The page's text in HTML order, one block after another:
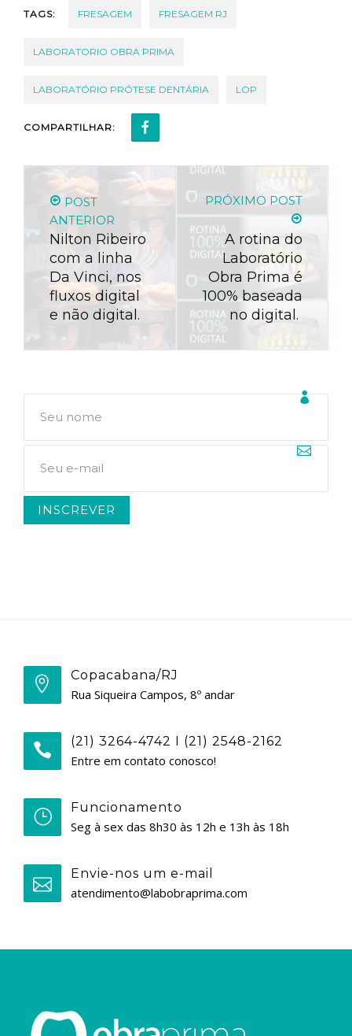
TAGS: FRESAGEM FRESAGEM RJ
LABORATORIO OBRA PRIMA
LABORATÓRIO PRÓTESE DENTÁRIA LOP
COMPARTILHAR:
POST
ANTERIOR
Nilton Ribeiro
com a linha
Da Vinci, nos
fluxos digital
e não digital.
PRÓXIMO POST
A rotina do
Laboratório
Obra Prima é
100% baseada
no digital.
Copacabana/RJ
Rua Siqueira Campos, 8º andar
(21) 3264-4742 I (21) 2548-2162
Entre em contato conosco!
Funcionamento
Seg à sex das 8h30 às 12h e 13h às 18h
Envie-nos um e-mail
atendimento@labobraprima.com